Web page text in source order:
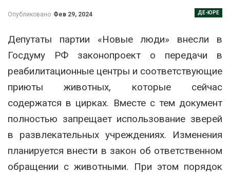
ДЕ-ЮРЕ
Опубликовано Фев 29, 2024
Депутаты партии «Новые люди» внесли в
Госдуму РФ законопроект о передачи в
реабилитационные центры и соответствующие
приюты животных, которые сейчас
содержатся в цирках. Вместе с тем документ
полностью запрещает использование зверей
в развлекательных учреждениях. Изменения
планируется внести в закон об ответственном
обращении с животными. При этом порядок